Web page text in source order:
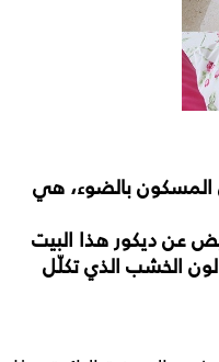
المسكونبالضوء، هي
عنديكور هذا البيت
لون الخشب الذيتكلّل